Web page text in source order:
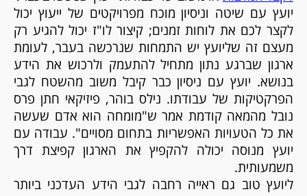
יועץ עם שיטה וניסיון מוכח מפרויקטים של ייעוץ יכול
לקצר לכם את לוחות זמנים; קיצור לו"ז יכול להגיע רק
מעצם זה שליועץ יש התמחות שנרכשה בעבר, לעומת
ארגון שברגע נתון מתחיל להתעמק ולרכוש את הידע
בנושא. יועץ עם ניסיון כבר קיבל משוב מהשטח לגבי
הפרקטיקות של עבודתו. נילס בוהר, פיזיקאי חתן פרס
נובל מהמאה קודמת אמר ש"מומחה הוא אדם שעשה
את כל הטעויות האפשריות בתחום מסויים". עבודה עם
יועץ מנוסה יכולה להקפיץ את הארגון קפיצת דרך
משמעותית.
ליועץ טוב גם ראייה רחבה לגבי הידע העדכני ביותר